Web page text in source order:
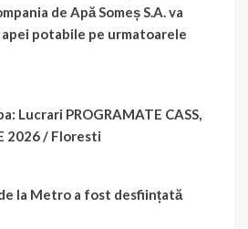
de Apă Someș S.A. va
potabile pe urmatoarele
Lucrari PROGRAMATE CASS,
2026 / Floresti
la Metro a fost desființată